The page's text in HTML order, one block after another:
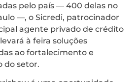
pelo país — 400 delas no
—, o Sicredi, patrocinador
agente privado de crédito
à feira soluções
ao fortalecimento e
do setor.